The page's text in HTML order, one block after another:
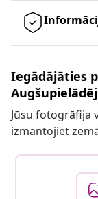
Iegādājāties
Jūsu fotogrāfija
izmantojiet